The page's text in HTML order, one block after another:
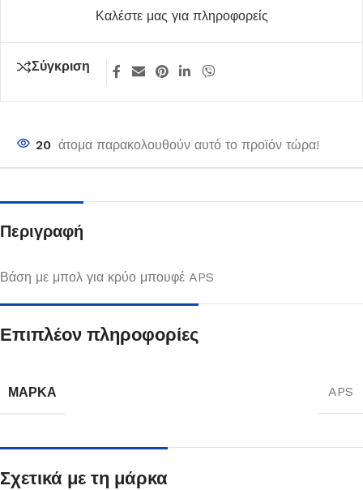
Καλέστε μας για πληροφορείς
Σύγκριση
20 άτομα παρακολουθούν αυτό το προϊόν τώρα!
Περιγραφή
Βάση με μπολ για κρύο μπουφέ APS
Επιπλέον πληροφορίες
ΜΆΡΚΑ APS
Σχετικά με τη μάρκα